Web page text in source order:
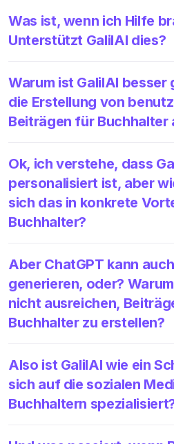
Was ist, wenn ich Hilfe
Unterstützt GalilAI dies?
Warum ist GalilAI besser
die Erstellung von
Beiträgen für Buchhalter
Ok, ich verstehe, dass
personalisiert ist, aber
sich das in konkrete
Buchhalter?
Aber ChatGPT kann
generieren, oder?
nicht ausreichen,
Buchhalter zu erstellen?
Also ist GalilAI wie ein
sich auf die sozialen
Buchhaltern